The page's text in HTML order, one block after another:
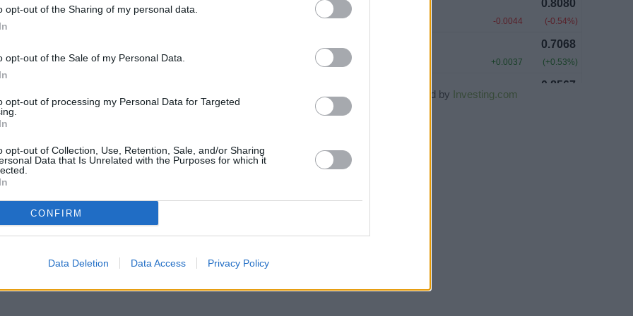
opt-out of the Sharing of my personal data.
opt-out of the Sale of my Personal Data.
opt-out of processing my Personal Data for Targeted
opt-out of Collection, Use, Retention, Sale, and/or Sharing
Data that Is Unrelated with the Purposes for which it
CONFIRM
Data Deletion Data Access Privacy Policy
165,9 εκατ. ευρώ (+22,4%) και
Powered by Investing.com